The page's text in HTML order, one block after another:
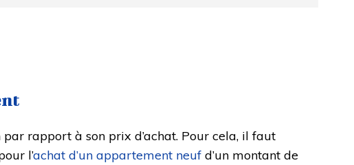
rapport à son prix d’achat. Pour cela, il faut
l’achat d’un appartement neuf d’un montant de